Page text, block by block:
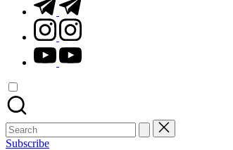
instagram.com
youtube.com
Search
for:
Subscribe